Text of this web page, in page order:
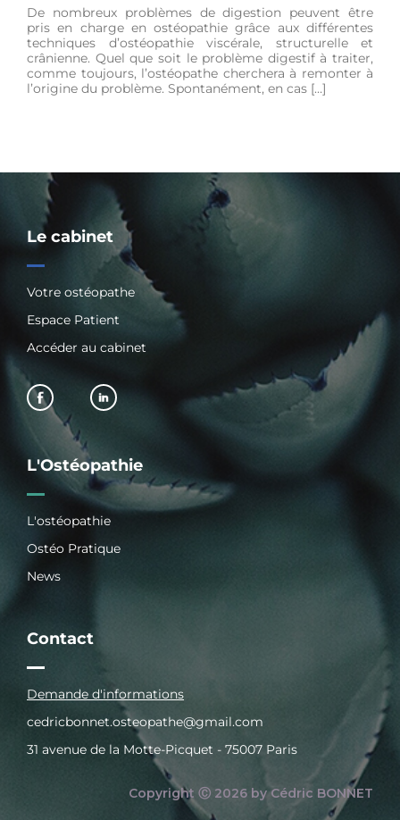
De nombreux problèmes de digestion peuvent être
pris en charge en ostéopathie grâce aux différentes
techniques d’ostéopathie viscérale, structurelle et
crânienne. Quel que soit le problème digestif à traiter,
comme toujours, l’ostéopathe cherchera à remonter à
l’origine du problème. Spontanément, en cas […]
Le cabinet
Votre ostéopathe
Espace Patient
Accéder au cabinet
L'Ostéopathie
L'ostéopathie
Ostéo Pratique
News
Contact
Demande d'informations
cedricbonnet.osteopathe@gmail.com
31 avenue de la Motte-Picquet - 75007 Paris
Copyright Ⓒ 2026 by Cédric BONNET